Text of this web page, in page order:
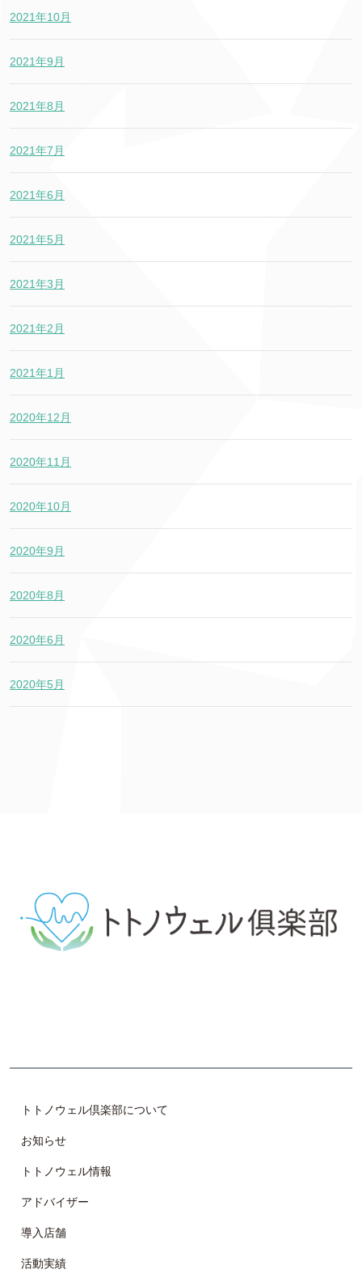
2021年10月
2021年9月
2021年8月
2021年7月
2021年6月
2021年5月
2021年3月
2021年2月
2021年1月
2020年12月
2020年11月
2020年10月
2020年9月
2020年8月
2020年6月
2020年5月
トトノウェル倶楽部について
お知らせ
トトノウェル情報
アドバイザー
導入店舗
活動実績